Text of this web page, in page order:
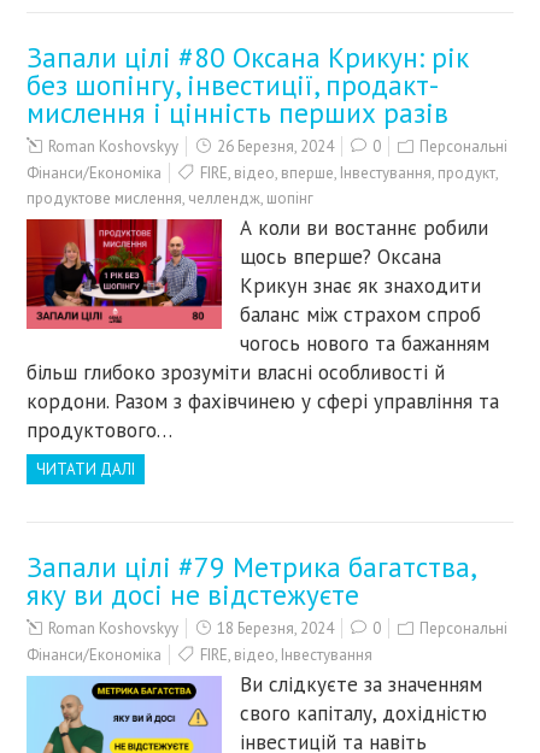
Запали цілі #80 Оксана Крикун: рік
без шопінгу, інвестиції, продакт-
мислення і цінність перших разів
Roman Koshovskyy 26 Березня, 2024 0
Персональні
Фінанси/Економіка
FIRE, відео, вперше, Інвестування, продукт,
продуктове мислення, челлендж, шопінг
А коли ви востаннє робили
щось вперше? Оксана
Крикун знає як знаходити
баланс між страхом спроб
чогось нового та бажанням
більш глибоко зрозуміти власні особливості й
кордони. Разом з фахівчинею у сфері управління та
продуктового…
ЧИТАТИ ДАЛІ
Запали цілі #79 Метрика багатства,
яку ви досі не відстежуєте
Roman Koshovskyy 18 Березня, 2024 0
Персональні
Фінанси/Економіка
FIRE, відео, Інвестування
Ви слідкуєте за значенням
свого капіталу, дохідністю
інвестицій та навіть